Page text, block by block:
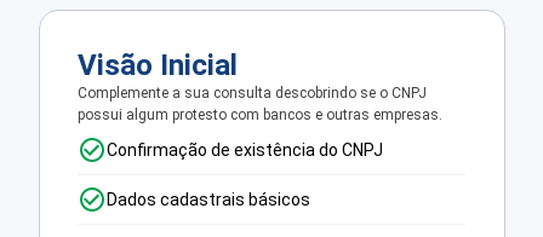
Visão Inicial
Complemente a sua consulta descobrindo se o CNPJ
possui algum protesto com bancos e outras empresas.
Confirmação de existência do CNPJ
Dados cadastrais básicos